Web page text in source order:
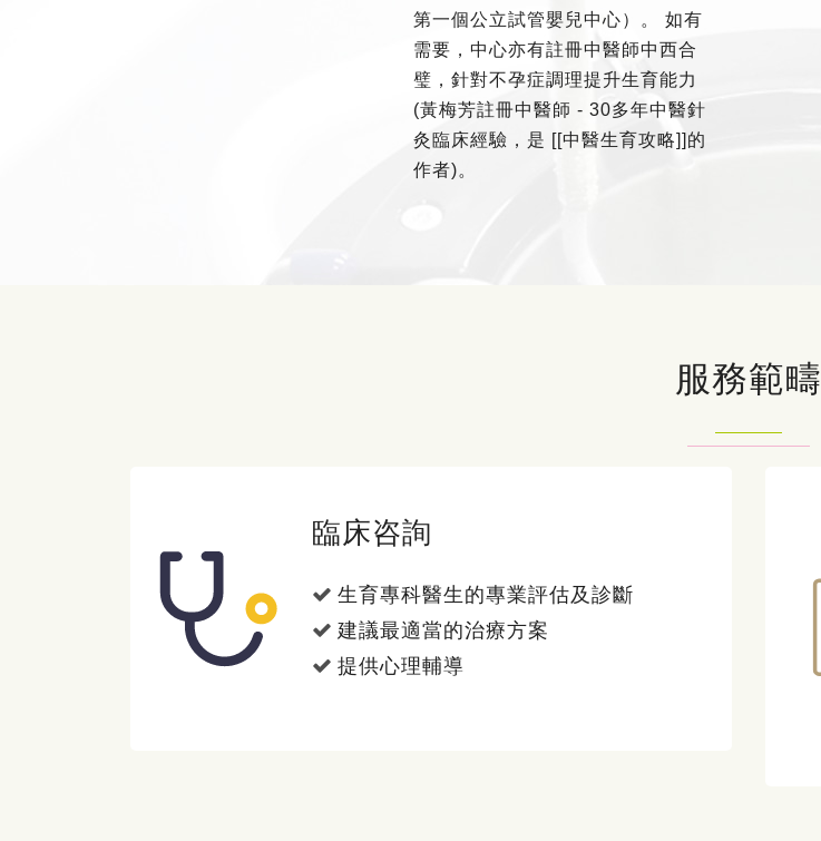
第一個公立試管嬰兒中心）。 如有
需要，中心亦有註冊中醫師中西合
璧，針對不孕症調理提升生育能力
(黃梅芳註冊中醫師 - 30多年中醫針
灸臨床經驗，是 [[中醫生育攻略]]的
作者)。
服務範疇
臨床咨詢
生育專科醫生的專業評估及診斷
建議最適當的治療方案
提供心理輔導